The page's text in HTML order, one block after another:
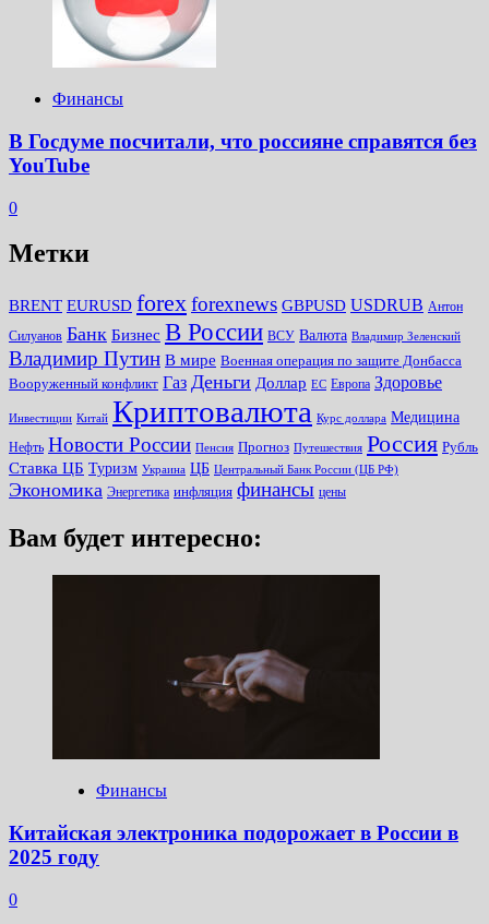
Финансы
В Госдуме посчитали, что россияне справятся без
YouTube
0
Метки
BRENT EURUSD forexforexnews GBPUSD USDRUB Антон
Силуанов Банк Бизнес В России ВСУ Валюта Владимир Зеленский
Владимир Путин В мире Военная операция по защите Донбасса
Вооруженный конфликт Газ Деньги Доллар ЕС Европа Здоровье
Инвестиции Китай Криптовалюта Курс доллара Медицина
Нефть Новости России Пенсия Прогноз Путешествия Россия Рубль
Ставка ЦБ Туризм Украина ЦБ Центральный Банк России (ЦБ РФ)
Экономика Энергетика инфляция финансы цены
Вам будет интересно:
Финансы
Китайская электроника подорожает в России в
2025 году
0